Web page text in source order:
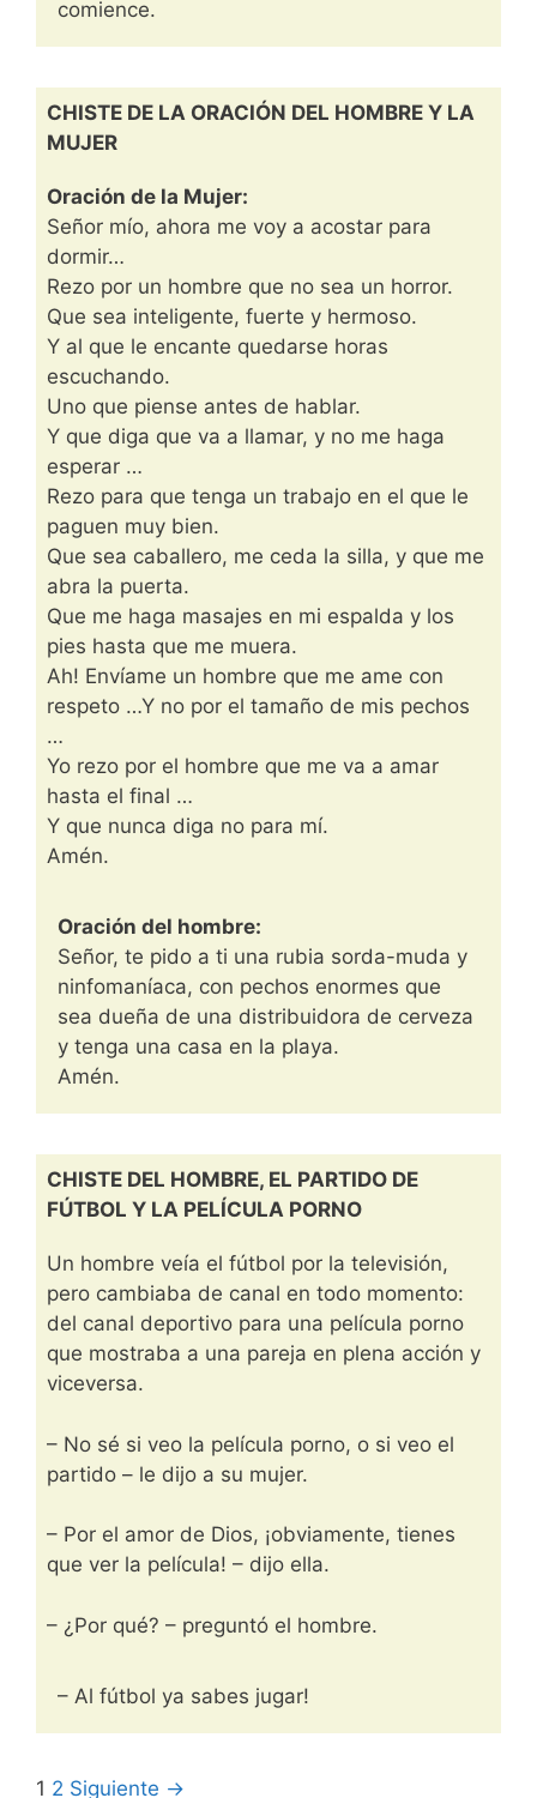
comience.
CHISTE DE LA ORACIÓN DEL HOMBRE Y LA
MUJER
Oración de la Mujer:
Señor mío, ahora me voy a acostar para
dormir…
Rezo por un hombre que no sea un horror.
Que sea inteligente, fuerte y hermoso.
Y al que le encante quedarse horas
escuchando.
Uno que piense antes de hablar.
Y que diga que va a llamar, y no me haga
esperar …
Rezo para que tenga un trabajo en el que le
paguen muy bien.
Que sea caballero, me ceda la silla, y que me
abra la puerta.
Que me haga masajes en mi espalda y los
pies hasta que me muera.
Ah! Envíame un hombre que me ame con
respeto …Y no por el tamaño de mis pechos
…
Yo rezo por el hombre que me va a amar
hasta el final …
Y que nunca diga no para mí.
Amén.
Oración del hombre:
Señor, te pido a ti una rubia sorda-muda y
ninfomaníaca, con pechos enormes que
sea dueña de una distribuidora de cerveza
y tenga una casa en la playa.
Amén.
CHISTE DEL HOMBRE, EL PARTIDO DE
FÚTBOL Y LA PELÍCULA PORNO
Un hombre veía el fútbol por la televisión,
pero cambiaba de canal en todo momento:
del canal deportivo para una película porno
que mostraba a una pareja en plena acción y
viceversa.
– No sé si veo la película porno, o si veo el
partido – le dijo a su mujer.
– Por el amor de Dios, ¡obviamente, tienes
que ver la película! – dijo ella.
– ¿Por qué? – preguntó el hombre.
– Al fútbol ya sabes jugar!
1 2 Siguiente →